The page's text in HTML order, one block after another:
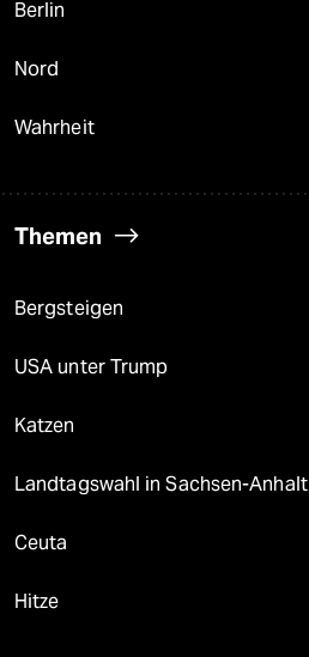
Berlin
Nord
Wahrheit
Themen
Bergsteigen
USA unter Trump
Katzen
Landtagswahl in Sachsen-Anhalt
Ceuta
Hitze